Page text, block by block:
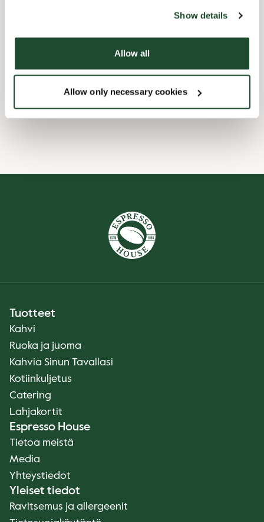
Show details
Allow all
Allow only necessary cookies
Ennakkotilaa sovelluksessa
Wi-fi
Tuotteet
Kahvi
Ruoka ja juoma
Kahvia Sinun Tavallasi
Kotiinkuljetus
Catering
Lahjakortit
Espresso House
Tietoa meistä
Media
Yhteystiedot
Yleiset tiedot
Ravitsemus ja allergeenit